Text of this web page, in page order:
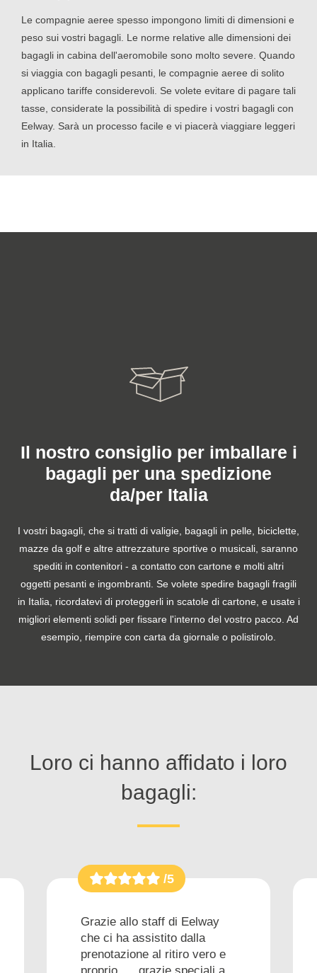
Le compagnie aeree spesso impongono limiti di dimensioni e
peso sui vostri bagagli. Le norme relative alle dimensioni dei
bagagli in cabina dell'aeromobile sono molto severe. Quando
si viaggia con bagagli pesanti, le compagnie aeree di solito
applicano tariffe considerevoli. Se volete evitare di pagare tali
tasse, considerate la possibilità di spedire i vostri bagagli con
Eelway. Sarà un processo facile e vi piacerà viaggiare leggeri
in Italia.
Il nostro consiglio per imballare i
bagagli per una spedizione
da/per Italia
I vostri bagagli, che si tratti di valigie, bagagli in pelle, biciclette,
mazze da golf e altre attrezzature sportive o musicali, saranno
spediti in contenitori - a contatto con cartone e molti altri
oggetti pesanti e ingombranti. Se volete spedire bagagli fragili
in Italia, ricordatevi di proteggerli in scatole di cartone, e usate i
migliori elementi solidi per fissare l'interno del vostro pacco. Ad
esempio, riempire con carta da giornale o polistirolo.
Loro ci hanno affidato i loro
bagagli:
/5
Grazie allo staff di Eelway
che ci ha assistito dalla
prenotazione al ritiro vero e
proprio......grazie speciali a